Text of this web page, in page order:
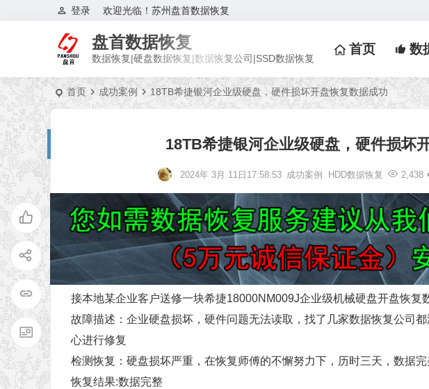
欢迎光临！苏州盘首数据恢复
登录
盘首数据恢复
数据恢复|硬盘数据恢复|数据恢复公司|SSD数据恢复
首页 数
首页 成功案例 18TB希捷银河企业级硬盘，硬件损坏开盘恢复数据成功
18TB希捷银河企业级硬盘，硬件损坏
2024年 3月 11日17:58:53 成功案例 HDD数据恢复 2,438
接本地某企业客户送修一块希捷18000NM009J企业级机械硬盘开盘恢复
故障描述：企业硬盘损坏，硬件问题无法读取，找了几家数据恢复公司
心进行修复
检测恢复：硬盘损坏严重，在恢复师傅的不懈努力下，历时三天，数据完
恢复结果:数据完整